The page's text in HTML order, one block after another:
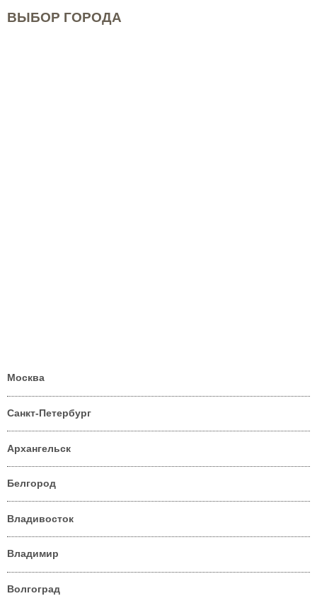
ВЫБОР ГОРОДА
Москва
Санкт-Петербург
Архангельск
Белгород
Владивосток
Владимир
Волгоград